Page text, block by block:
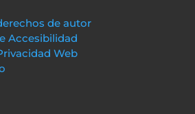
de autor
Accesibilidad
Web